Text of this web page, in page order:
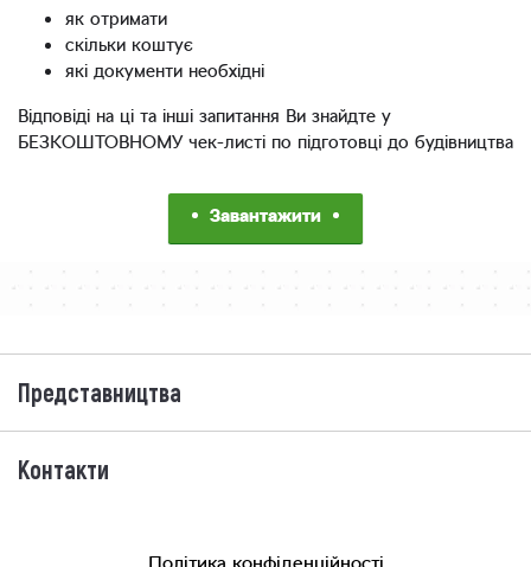
як отримати
скільки коштує
які документи необхідні
Відповіді на ці та інші запитання Ви знайдте у
БЕЗКОШТОВНОМУ чек-листі по підготовці до будівництва
Завантажити
Представництва
Контакти